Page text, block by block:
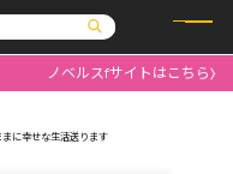
ルス
ルスf
ノベルスfサイトはこちら
に幸せな生活送ります